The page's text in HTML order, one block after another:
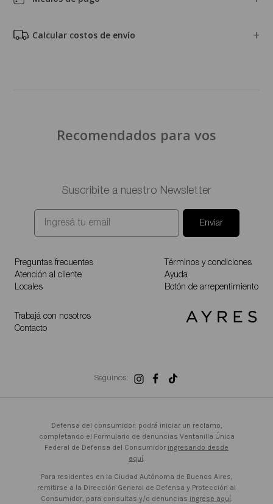
Calcular costos de envío
Recomendados para vos
Suscribite a nuestro Newsletter
Enviar
Preguntas frecuentes
Atención al cliente
Locales
Trabajá con nosotros
Contacto
Términos y condiciones
Ayuda
Botón de arrepentimiento
Seguinos:
Defensa del consumidor: podrá iniciar un reclamo,
completando el Formulario de denuncias Ventanilla Única
Federal de Defensa del Consumidor ingresando desde
aquí.
Para residentes en la Ciudad Autónoma de Buenos Aires,
remitirse a la Dirección General de Defensa y Protección al
Consumidor, para consultas y/o denuncias ingrese aquí.